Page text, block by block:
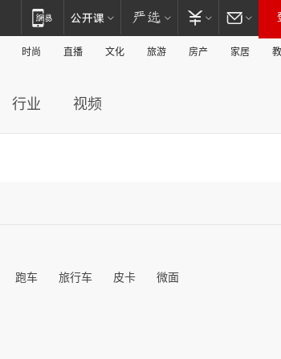
时尚 直播 文化 旅游 房产 家居
行业 视频
跑车 旅行车 皮卡 微面